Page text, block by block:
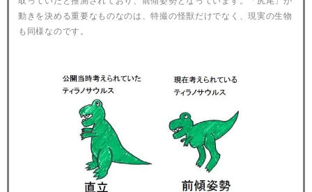
動きを決める重要なものなのは、特撮の怪獣だけでなく、現実の生物
も同様なのです。